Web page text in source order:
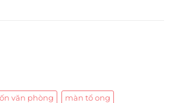
văn phòng màn tổ ong